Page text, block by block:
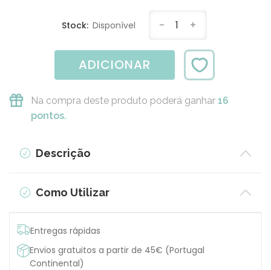
Stock: Disponível - 1 +
ADICIONAR
Na compra deste produto poderá ganhar 16
pontos.
Descrição
Como Utilizar
Entregas rápidas
Envios gratuitos a partir de 45€ (Portugal
Continental)